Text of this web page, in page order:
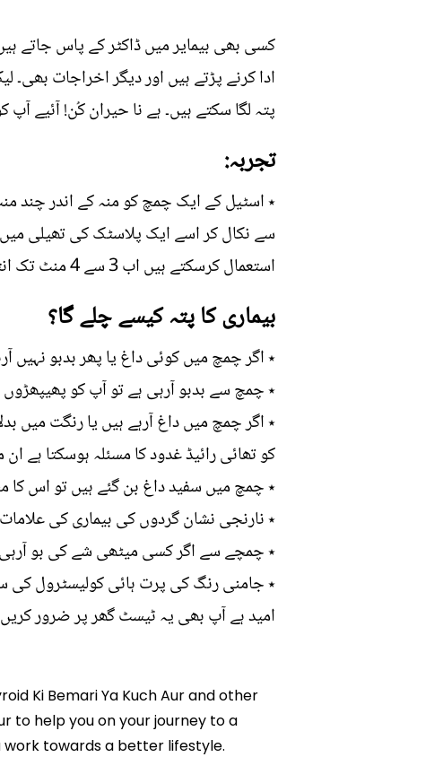
کسی بھی بیمایر میں ڈاکٹر کے پاس جاتے
ادا کرنے پڑتے ہیں اور دیگر اخراجات
پتہ لگا سکتے ہیں۔ ہے نا حیران کُن! آئیے
تجربہ:
٭ اسٹیل کے ایک چمچ کو منہ کے اندر چند
سے نکال کر اسے ایک پلاسٹک کی تھیلی
استعمال کرسکتے ہیں اب 3 سے 4 منٹ تک انتظار کریں۔ پھر چمچ چیک کریں۔
بیماری کا پتہ کیسے چلے گا؟
٭ اگر چمچ میں کوئی داغ یا پھر بدبو
٭ چمچ سے بدبو آرہی ہے تو آپ کو
٭ اگر چمچ میں داغ آرہے ہیں یا رنگت میں
کو تھائی رائیڈ غدود کا مسئلہ ہوسکتا ہے
٭ چمچ میں سفید داغ بن گئے ہیں تو اس کا
٭ نارنجی نشان گردوں کی بیماری کی
٭ چمچے سے اگر کسی میٹھی شے کی بو آرہی ہو تو یہ
٭ جامنی رنگ کی پرت ہائی کولیسٹرول کی
امید ہے آپ بھی یہ ٹیسٹ گھر پر ضرور
Ki Bemari Ya Kuch Aur and other
to help you on your journey to a
towards a better lifestyle.